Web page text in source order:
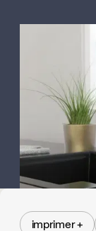
imprimer +